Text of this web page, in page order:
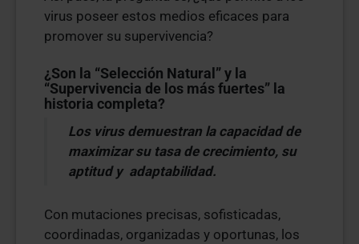
virus poseer estos medios eficaces para
promover su supervivencia?
¿Son la “Selección Natural” y la
“Supervivencia de los más fuertes” la
historia completa?
Los virus demuestran la capacidad de
maximizar su tasa de crecimiento, su
aptitud y adaptabilidad.
Con mutaciones precisas, sofisticadas,
coordinadas, organizadas y oportunas, los